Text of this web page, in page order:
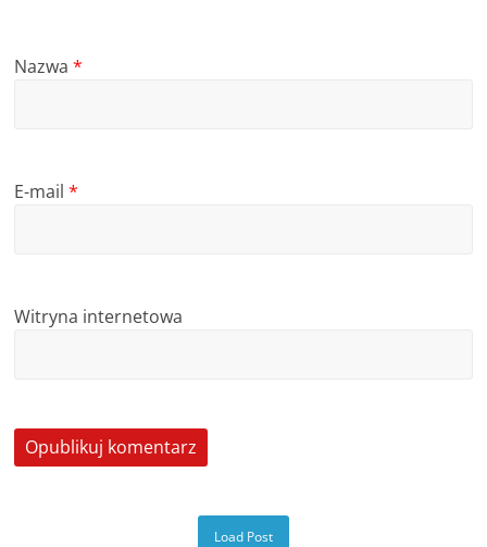
Nazwa*
E-mail*
Witryna internetowa
Load Post